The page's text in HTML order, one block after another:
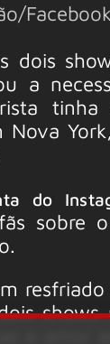
Facebook
dois
a
Nova
do
sobre